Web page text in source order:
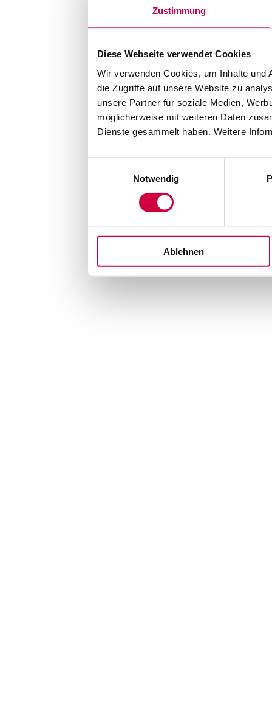
Zustimmung
Diese Webseite verwendet Cookies
Wir verwenden Cookies, um Inhalte und
die Zugriffe auf unsere Website zu
unsere Partner für soziale Medien,
möglicherweise mit weiteren Daten
Dienste gesammelt haben. Weitere
Notwendig
Ablehnen